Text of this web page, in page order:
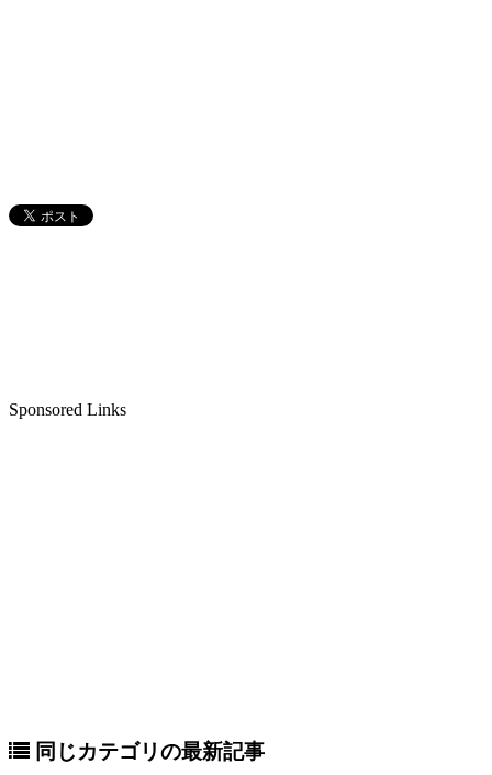
Sponsored Links
同じカテゴリの最新記事